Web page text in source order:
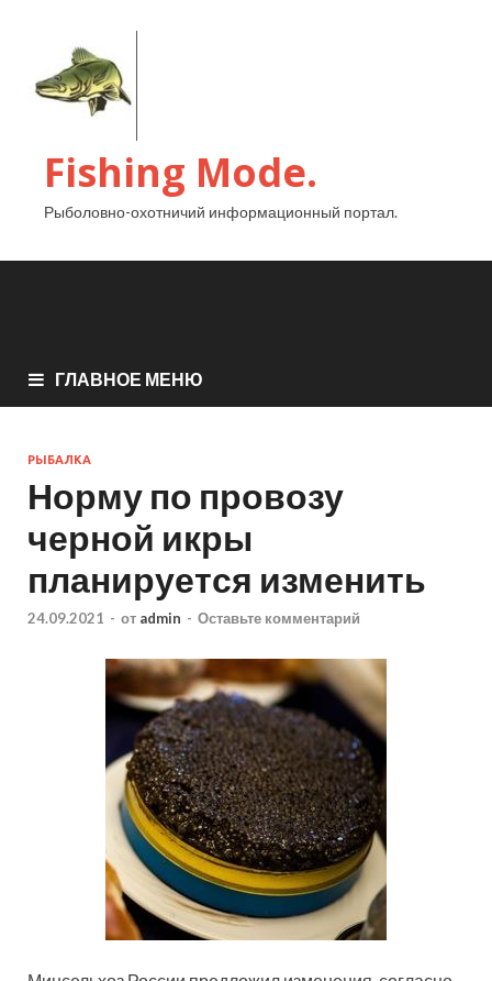
Fishing Mode.
Рыболовно-охотничий информационный портал.
ГЛАВНОЕ МЕНЮ
РЫБАЛКА
Норму по провозу
черной икры
планируется изменить
24.09.2021 - от admin - Оставьте комментарий